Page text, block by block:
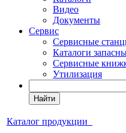
Видео
Документы
Сервис
Сервисные
Каталоги
Сервисные
Утилизация
Найти
Каталог продукции